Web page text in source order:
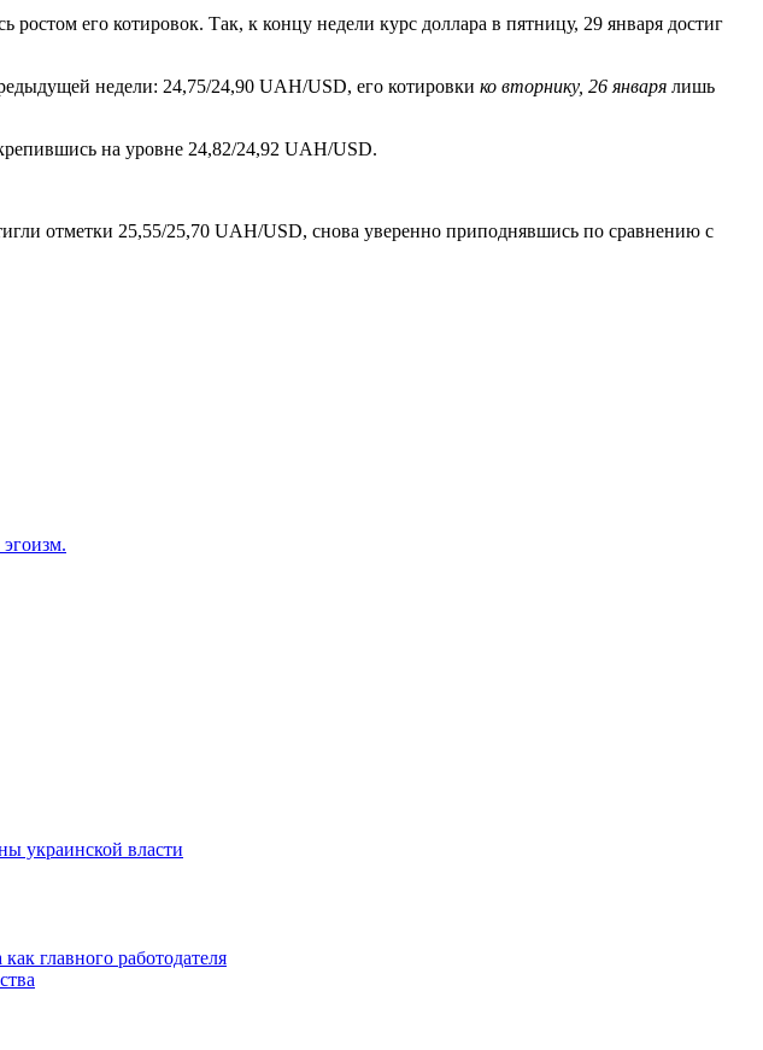
ростом его котировок. Так, к концу недели курс доллара в пятницу, 29 января достиг
недели: 24,75/24,90 UAH/USD, его котировки ко вторнику, 26 января лишь
на уровне 24,82/24,92 UAH/USD.
отметки 25,55/25,70 UAH/USD, снова уверенно приподнявшись по сравнению с
украинской власти
главного работодателя